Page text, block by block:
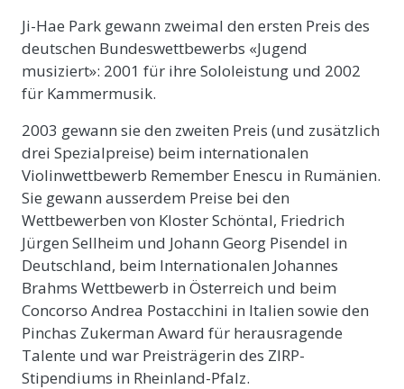
Ji-Hae Park gewann zweimal den ersten Preis des
deutschen Bundeswettbewerbs «Jugend
musiziert»: 2001 für ihre Sololeistung und 2002
für Kammermusik.
2003 gewann sie den zweiten Preis (und zusätzlich
drei Spezialpreise) beim internationalen
Violinwettbewerb Remember Enescu in Rumänien.
Sie gewann ausserdem Preise bei den
Wettbewerben von Kloster Schöntal, Friedrich
Jürgen Sellheim und Johann Georg Pisendel in
Deutschland, beim Internationalen Johannes
Brahms Wettbewerb in Österreich und beim
Concorso Andrea Postacchini in Italien sowie den
Pinchas Zukerman Award für herausragende
Talente und war Preisträgerin des ZIRP-
Stipendiums in Rheinland-Pfalz.